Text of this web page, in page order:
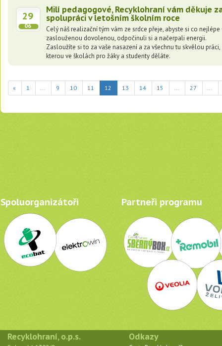
29
06
Milí pedagogové, Recyklohraní vám děkuje
spolupráci v letošním školním roce
Celý náš realizační tým vám ze srdce přeje, abyste si co
zaslouženou dovolenou, odpočinuli si a načerpali energii.
Zasloužíte si to za vaše nasazení a za všechnu tu skvělou práci,
kterou ve školách pro žáky a studenty děláte.
« 1 ... 9 10 11 12 (current)
13 14 15 ... 27 ...
Spoluorganizátoři Partneři programu
Recyklohraní, o.p.s. Odkazy